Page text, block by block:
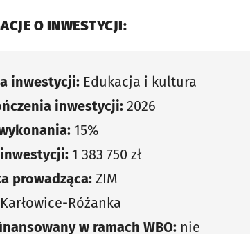
O INWESTYCJI:
inwestycji: Edukacja i kultura
inwestycji: 2026
15%
1 383 750 zł
prowadząca: ZIM
Karłowice-Różanka
w ramach WBO: nie